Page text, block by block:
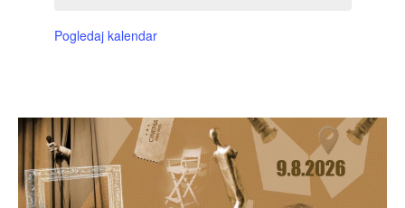
Pogledaj kalendar